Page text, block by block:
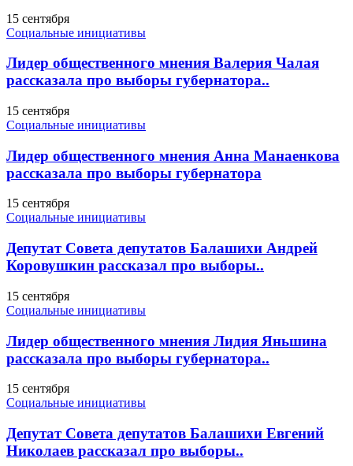
15 сентября
Социальные инициативы
Лидер общественного мнения Валерия Чалая
рассказала про выборы губернатора..
15 сентября
Социальные инициативы
Лидер общественного мнения Анна Манаенкова
рассказала про выборы губернатора
15 сентября
Социальные инициативы
Депутат Совета депутатов Балашихи Андрей
Коровушкин рассказал про выборы..
15 сентября
Социальные инициативы
Лидер общественного мнения Лидия Яньшина
рассказала про выборы губернатора..
15 сентября
Социальные инициативы
Депутат Совета депутатов Балашихи Евгений
Николаев рассказал про выборы..